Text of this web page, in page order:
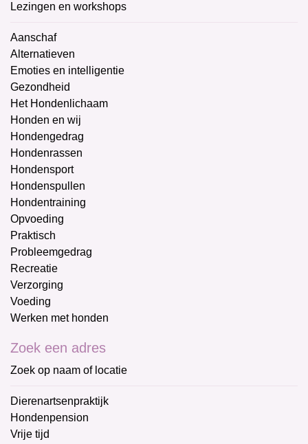
Lezingen en workshops
Aanschaf
Alternatieven
Emoties en intelligentie
Gezondheid
Het Hondenlichaam
Honden en wij
Hondengedrag
Hondenrassen
Hondensport
Hondenspullen
Hondentraining
Opvoeding
Praktisch
Probleemgedrag
Recreatie
Verzorging
Voeding
Werken met honden
Zoek een adres
Zoek op naam of locatie
Dierenartsenpraktijk
Hondenpension
Vrije tijd